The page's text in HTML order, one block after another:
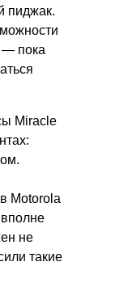
пиджак.
— пока
Miracle
Motorola
не
такие